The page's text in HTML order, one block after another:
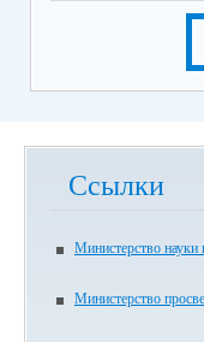
Ссылки
Министерство науки
Министерство